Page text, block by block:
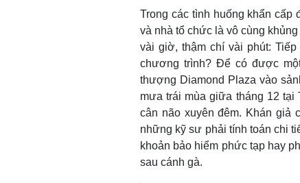
Trong các tình huống khẩn
và nhà tổ chức là vô cùng
vài giờ, thậm chí vài phút:
chương trình? Để có được
thượng Diamond Plaza vào
mưa trái mùa giữa tháng 12 tại
cân não xuyên đêm. Khán giả
những kỹ sư phải tính toán chi
khoản bảo hiểm phức tạp hay
sau cánh gà.